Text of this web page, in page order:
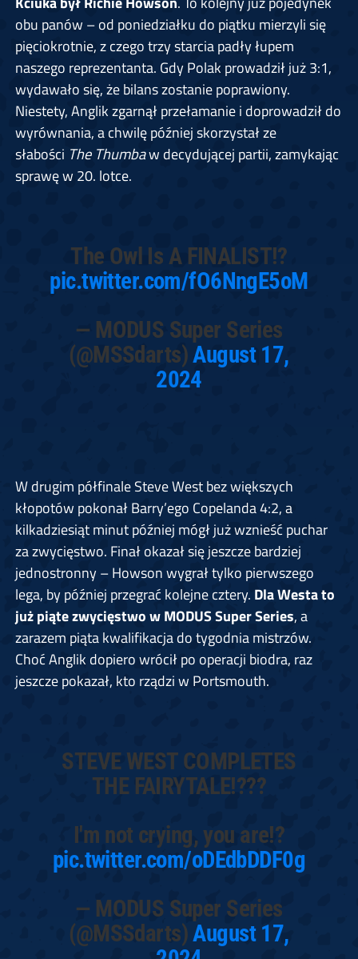
obu panów – od poniedziałku do piątku mierzyli się
pięciokrotnie, z czego trzy starcia padły łupem
naszego reprezentanta. Gdy Polak prowadził już 3:1,
wydawało się, że bilans zostanie poprawiony.
Niestety, Anglik zgarnął przełamanie i doprowadził do
wyrównania, a chwilę później skorzystał ze
słabości The Thumbaw decydującej partii, zamykając
sprawę w 20. lotce.
The Owl Is A FINALIST!?
pic.twitter.com/fO6NngE5oM
— MODUS Super Series
(@MSSdarts)August 17,
2024
W drugim półfinale Steve West bez większych
kłopotów pokonał Barry’ego Copelanda 4:2, a
kilkadziesiąt minut później mógł już wznieść puchar
za zwycięstwo. Finał okazał się jeszcze bardziej
jednostronny – Howson wygrał tylko pierwszego
lega, by później przegrać kolejne cztery. Dla Westa to
już piąte zwycięstwo w MODUS Super Series, a
zarazem piąta kwalifikacja do tygodnia mistrzów.
Choć Anglik dopiero wrócił po operacji biodra, raz
jeszcze pokazał, kto rządzi w Portsmouth.
STEVE WEST COMPLETES
THE FAIRYTALE!???
I'm not crying, you are!?
pic.twitter.com/oDEdbDDF0g
— MODUS Super Series
(@MSSdarts)August 17,